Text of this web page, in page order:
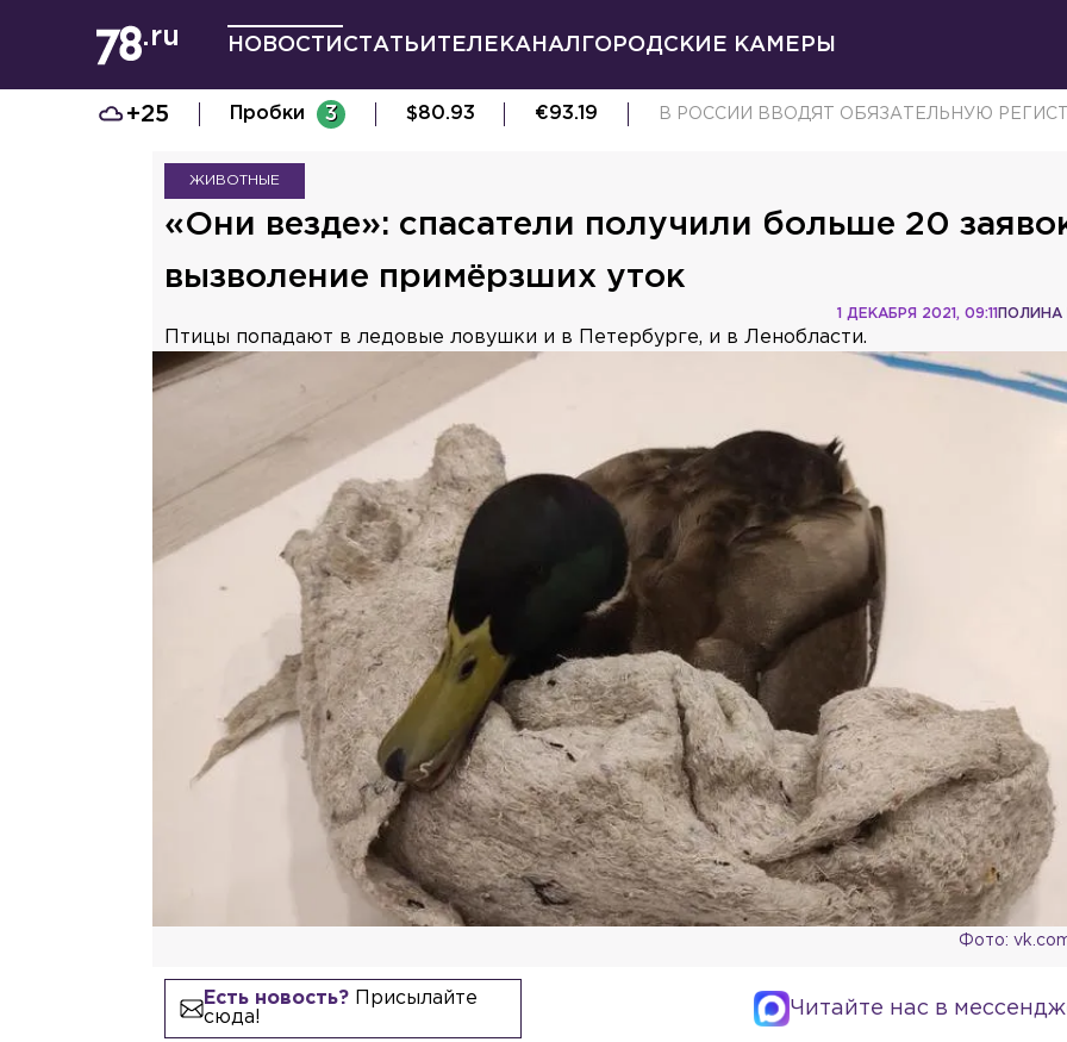
НОВОСТИ СТАТЬИ ТЕЛЕКАНАЛ ГОРОДСКИЕ КАМЕРЫ
+25 Пробки 3 $80.93 €93.19 В РОССИИ ВВОДЯТ ОБЯЗАТЕЛЬНУЮ
ЖИВОТНЫЕ
«Они везде»: спасатели получили больше 20
вызволение примёрзших уток
1 ДЕКАБРЯ 2021, 09:11
Птицы попадают в ледовые ловушки и в Петербурге, и в Ленобласти.
Фото:
Есть новость?Присылайте
сюда!
Читайте нас в